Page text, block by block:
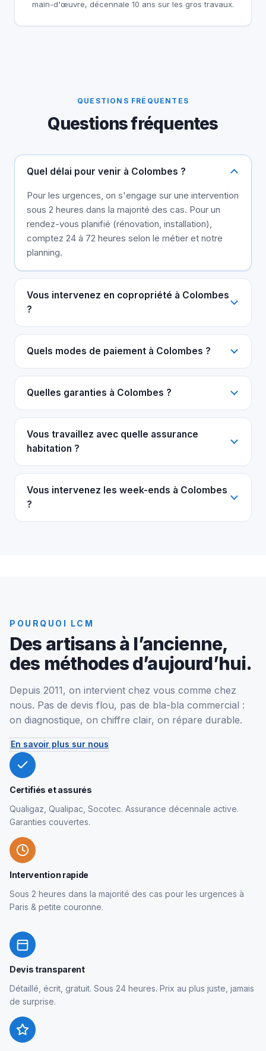
main-d'œuvre, décennale 10 ans sur les gros travaux.
QUESTIONS FRÉQUENTES
Questions fréquentes
Quel délai pour venir à Colombes ?
Pour les urgences, on s'engage sur une intervention
sous 2 heures dans la majorité des cas. Pour un
rendez-vous planifié (rénovation, installation),
comptez 24 à 72 heures selon le métier et notre
planning.
Vous intervenez en copropriété à Colombes
?
Quels modes de paiement à Colombes ?
Quelles garanties à Colombes ?
Vous travaillez avec quelle assurance
habitation ?
Vous intervenez les week-ends à Colombes
?
POURQUOI LCM
Des artisans à l’ancienne,
des méthodes d’aujourd’hui.
Depuis 2011, on intervient chez vous comme chez
nous. Pas de devis flou, pas de bla-bla commercial :
on diagnostique, on chiffre clair, on répare durable.
En savoir plus sur nous
Certifiés et assurés
Qualigaz, Qualipac, Socotec. Assurance décennale active.
Garanties couvertes.
Intervention rapide
Sous 2 heures dans la majorité des cas pour les urgences à
Paris & petite couronne.
Devis transparent
Détaillé, écrit, gratuit. Sous 24 heures. Prix au plus juste, jamais
de surprise.